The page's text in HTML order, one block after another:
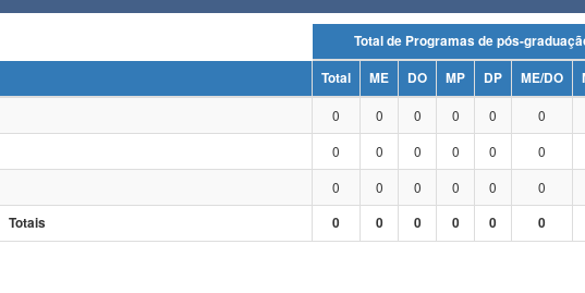
Total de Programas de pós-
Total ME DO MP DP ME/DO
0 0 0 0 0 0
0 0 0 0 0 0
0 0 0 0 0 0
Totais
0 0 0 0 0 0